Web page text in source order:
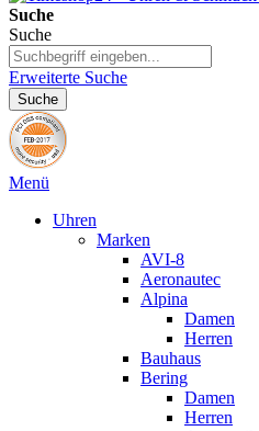
Suche
Suche
Erweiterte Suche
Suche
Menü
Uhren
Marken
AVI-8
Aeronautec
Alpina
Damen
Herren
Bauhaus
Bering
Damen
Herren